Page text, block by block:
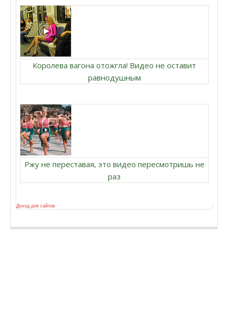
Королева вагона отожгла! Видео не оставит
равнодушным
Ржу не переставая, это видео пересмотришь не
раз
Доход для сайтов